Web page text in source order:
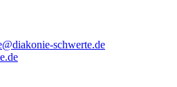
schwerte.de